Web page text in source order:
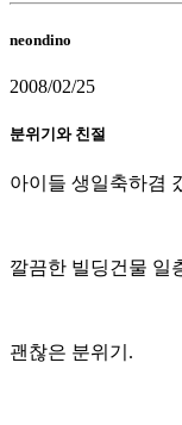
neondino
2008/02/25
분위기와 친절
아이들 생일축하겸
깔끔한 빌딩건물 일
괜찮은 분위기.